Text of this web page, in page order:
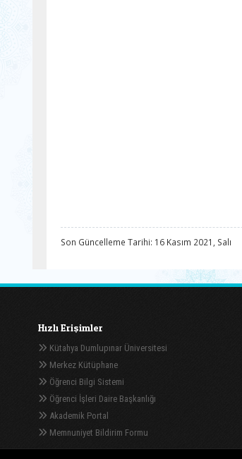
Son Güncelleme Tarihi: 16 Kasım 2021, Salı
Hızlı Erişimler
Kütahya Dumlupınar Üniversitesi
Merkez Kütüphane
Öğrenci Bilgi Sistemi
Öğrenci İşleri Daire Başkanlığı
Akademik Portal
Memnuniyet Bildirim Formu